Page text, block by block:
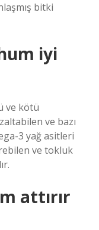
bitki
iyi
ve kötü
ve bazı
3 yağ asitleri
ve tokluk
attırır